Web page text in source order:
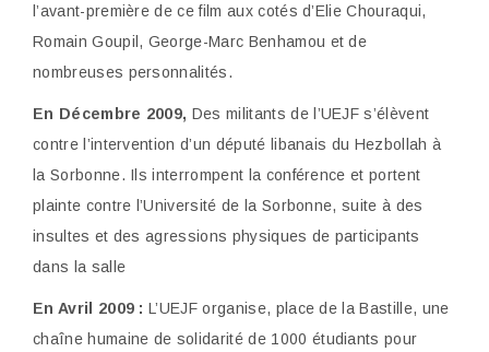
l’avant-première de ce film aux cotés d’Elie Chouraqui,
Romain Goupil, George-Marc Benhamou et de
nombreuses personnalités.
En Décembre 2009, Des militants de l’UEJF s’élèvent
contre l’intervention d’un député libanais du Hezbollah à
la Sorbonne. Ils interrompent la conférence et portent
plainte contre l’Université de la Sorbonne, suite à des
insultes et des agressions physiques de participants
dans la salle
En Avril 2009 :L’UEJF organise, place de la Bastille, une
chaîne humaine de solidarité de 1000 étudiants pour